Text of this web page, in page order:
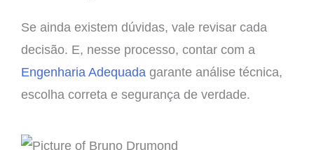
Se ainda existem dúvidas, vale revisar cada
decisão. E, nesse processo, contar com a
Engenharia Adequada garante análise técnica,
escolha correta e segurança de verdade.